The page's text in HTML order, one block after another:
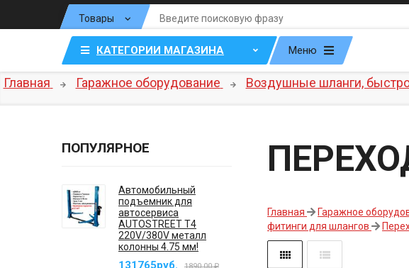
КАТЕГОРИИ МАГАЗИНА Меню
Главная Гаражное оборудование Воздушные шланги,
Главная Гаражное
фитинги для шлангов
ПОПУЛЯРНОЕ
Автомобильный
подъемник для
автосервиса
AUTOSTREET T4
220V/380V металл
колонны 4.75 мм!
131765руб.